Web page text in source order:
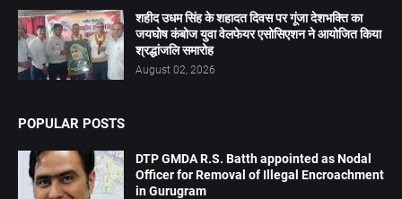
शहीद उधम सिंह के शहादत दिवस पर गूंजा देशभक्ति का
जयघोष कंबोज युवा वेलफेयर एसोसिएशन ने आयोजित किया
श्रद्धांजलि समारोह
August 02, 2026
POPULAR POSTS
DTP GMDA R.S. Batth appointed as Nodal
Officer for Removal of Illegal Encroachment
in Gurugram